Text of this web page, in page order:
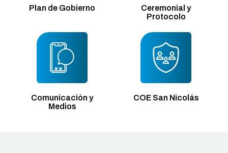
Plan de Gobierno
Ceremonial y
Protocolo
Comunicación y
Medios
COE San Nicolás